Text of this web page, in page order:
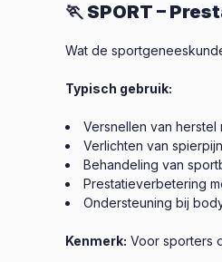
🏃 SPORT –
Wat de
Typisch gebruik:
Versnellen van herstel
Verlichten van
Behandeling van
Prestatieverbetering
Ondersteuning bij
Kenmerk: Voor sporters